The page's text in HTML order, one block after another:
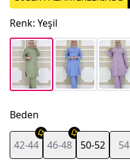
Renk: Yeşil
Beden
42-44 46-48 50-52 54